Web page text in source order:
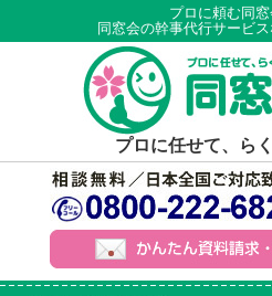
プロに頼む同窓
同窓会の幹事代行サービス
プロに任せて、ら